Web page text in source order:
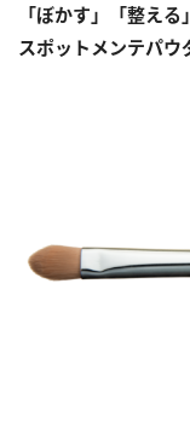
「ぼかす」「整える
スポットメンテパウ